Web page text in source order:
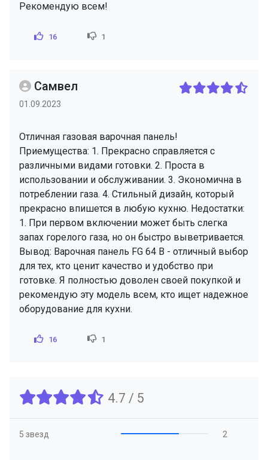
Рекомендую всем!
16 1
Самвел
01.09.2023
Отличная газовая варочная панель!
Приемущества: 1. Прекрасно справляется с
различными видами готовки. 2. Проста в
использовании и обслуживании. 3. Экономична в
потреблении газа. 4. Стильный дизайн, который
прекрасно впишется в любую кухню. Недостатки:
1. При первом включении может быть слегка
запах горелого газа, но он быстро выветривается.
Вывод: Варочная панель FG 64 B - отличный выбор
для тех, кто ценит качество и удобство при
готовке. Я полностью доволен своей покупкой и
рекомендую эту модель всем, кто ищет надежное
оборудование для кухни.
16 1
4.7 / 5
5 звезд 2